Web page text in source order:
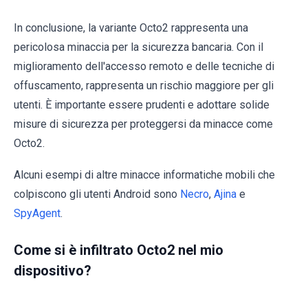
In conclusione, la variante Octo2 rappresenta una
pericolosa minaccia per la sicurezza bancaria. Con il
miglioramento dell'accesso remoto e delle tecniche di
offuscamento, rappresenta un rischio maggiore per gli
utenti. È importante essere prudenti e adottare solide
misure di sicurezza per proteggersi da minacce come
Octo2.
Alcuni esempi di altre minacce informatiche mobili che
colpiscono gli utenti Android sono Necro, Ajina e
SpyAgent.
Come si è infiltrato Octo2 nel mio
dispositivo?